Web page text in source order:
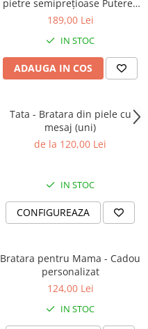
pietre semiprețioase Puterea
Minții și Lumânare parfumată
189,00 Lei
IN STOC
ADAUGA IN COS
Tata - Bratara din piele cu
mesaj (uni)
de la 120,00 Lei
IN STOC
CONFIGUREAZA
Bratara pentru Mama - Cadou
personalizat
124,00 Lei
IN STOC